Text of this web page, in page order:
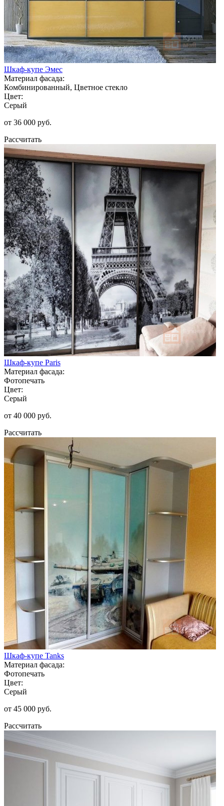
Шкаф-купе Эмес
Материал фасада:
Комбинированный, Цветное стекло
Цвет:
Серый
от 36 000 руб.
Рассчитать
Шкаф-купе Paris
Материал фасада:
Фотопечать
Цвет:
Серый
от 40 000 руб.
Рассчитать
Шкаф-купе Tanks
Материал фасада:
Фотопечать
Цвет:
Серый
от 45 000 руб.
Рассчитать